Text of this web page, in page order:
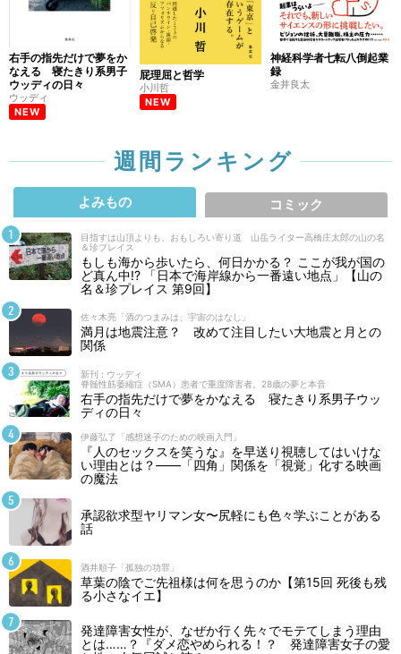
右手の指先だけで夢をか
なえる 寝たきり系男子
ウッディの日々
ウッディ
NEW
屁理屈と哲学
小川哲
NEW
神経科学者七転八倒起業
録
金井良太
週間ランキング
よみもの コミック
目指すは山頂よりも、おもしろい寄り道 山岳ライター高橋庄太郎の山の名
＆珍プレイス
もしも海から歩いたら、何日かかる？ ここが我が国の
ど真ん中!? 「日本で海岸線から一番遠い地点」【山の
名＆珍プレイス 第9回】
佐々木亮「酒のつまみは、宇宙のはなし」
満月は地震注意？ 改めて注目したい大地震と月との
関係
新刊 : ウッディ
脊髄性筋萎縮症（SMA）患者で重度障害者。28歳の夢と本音
右手の指先だけで夢をかなえる 寝たきり系男子ウッ
ディの日々
伊藤弘了「感想迷子のための映画入門」
『人のセックスを笑うな』を早送り視聴してはいけな
い理由とは？――「四角」関係を「視覚」化する映画
の魔法
承認欲求型ヤリマン女〜尻軽にも色々学ぶことがある
話
酒井順子「孤独の功罪」
草葉の陰でご先祖様は何を思うのか【第15回 死後も残
る小さなイエ】
発達障害女性が、なぜか行く先々でモテてしまう理由
とは……？『ダメ恋やめられる！？ 発達障害女子の愛